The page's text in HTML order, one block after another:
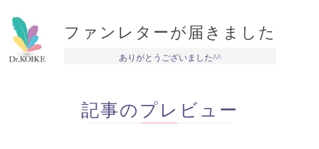
ファンレターが届きました
ありがとうございました^^
記事のプレビュー